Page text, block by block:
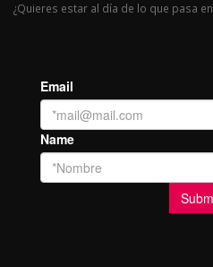
¿Quieres estar al día de lo que pasa en